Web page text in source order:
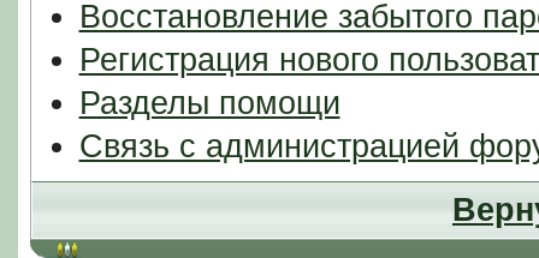
Восстановление забытого
Регистрация нового
Разделы помощи
Связь с администрацией